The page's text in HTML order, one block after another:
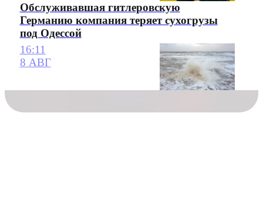
Обслуживавшая гитлеровскую
Германию компания теряет сухогрузы
под Одессой
16:11
8 АВГ